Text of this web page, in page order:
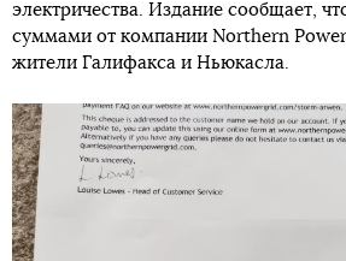
электричества. Издание сообщает,
суммами от компании Northern
жители Галифакса и Ньюкасла.